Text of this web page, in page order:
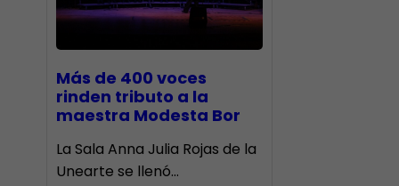
Más de 400 voces
rinden tributo a la
maestra Modesta Bor
​La Sala Anna Julia Rojas de la
Unearte se llenó…